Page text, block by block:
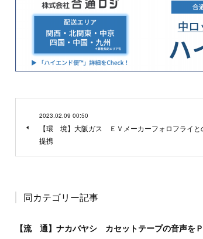
2023.02.09 00:50
【環 境】大阪ガス ＥＶメーカーフォロフライと
提携
同カテゴリー記事
【流 通】ナカバヤシ カセットテープの音声を